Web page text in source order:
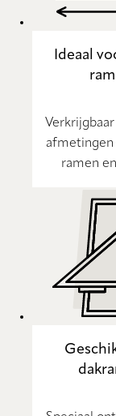
Ideaal
afmetingen
ramen